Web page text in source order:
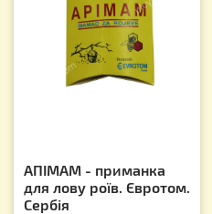
АПІМАМ - приманка
для лову роїв. Євротом.
Сербія